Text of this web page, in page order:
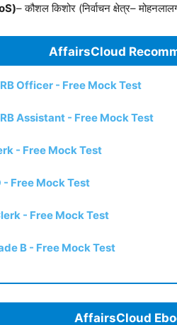
– कौशल किशोर (निर्वाचन क्षेत्र–
AffairsCloud
Officer - Free Mock Test
Assistant - Free Mock Test
- Free Mock Test
- Free Mock Test
- Free Mock Test
B - Free Mock Test
AffairsCloud